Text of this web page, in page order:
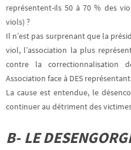
représentent-ils 50 à 70 % des
viols) ?
Il n’est pas surprenant que la
viol, l’association la plus
contre la correctionnalisation
Association face à DES
La cause est entendue, le
continuer au détriment des
B- LE